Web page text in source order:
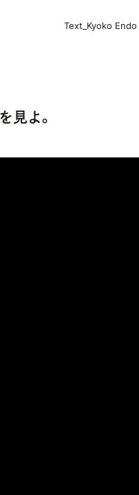
Text_Kyoko Endo
見よ。